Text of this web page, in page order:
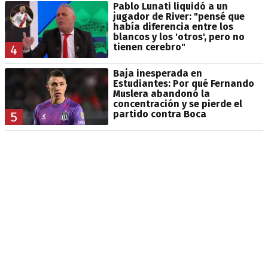
4
Pablo Lunati liquidó a un
jugador de River: "pensé que
había diferencia entre los
blancos y los 'otros', pero no
tienen cerebro"
5
Baja inesperada en
Estudiantes: Por qué Fernando
Muslera abandonó la
concentración y se pierde el
partido contra Boca